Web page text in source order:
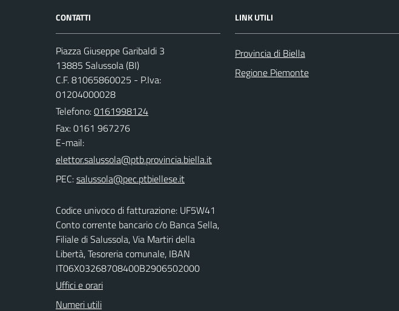
CONTATTI
Piazza Giuseppe Garibaldi 3
13885 Salussola (BI)
C.F. 81065860025 - P.Iva:
01204000028
Telefono:0161998124
Fax: 0161 967276
E-mail:
PEC:
Codice univoco di fatturazione: UF5W41
Conto corrente bancario c/o Banca Sella,
Filiale di Salussola, Via Martiri della
Libertà, Tesoreria comunale, IBAN
IT06X03268708400B2906502000
Uffici e orari
Numeri utili
LINK UTILI
Provincia di Biella
Regione Piemonte